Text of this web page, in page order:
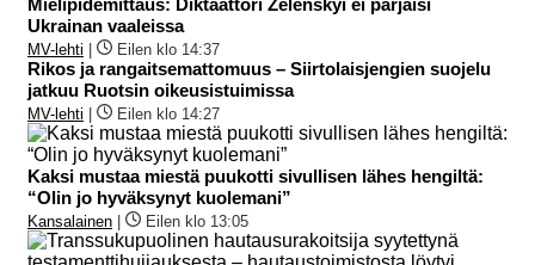
Mielipidemittaus: Diktaattori Zelenskyi ei pärjäisi
Ukrainan vaaleissa
MV-lehti Eilen klo 14:37
Rikos ja rangaitsemattomuus – Siirtolaisjengien suojelu
jatkuu Ruotsin oikeusistuimissa
MV-lehti Eilen klo 14:27
Kaksi mustaa miestä puukotti sivullisen lähes hengiltä:
“Olin jo hyväksynyt kuolemani”
Kansalainen Eilen klo 13:05